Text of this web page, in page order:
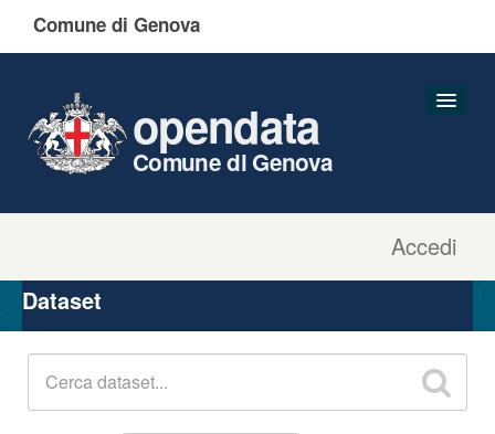
Comune di Genova
Accedi
opendata
Comune di Genova
Organizzazioni
Gruppi
Dataset